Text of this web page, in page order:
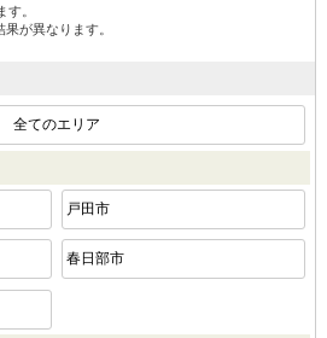
。
が異なります。
全てのエリア
戸田市
春日部市